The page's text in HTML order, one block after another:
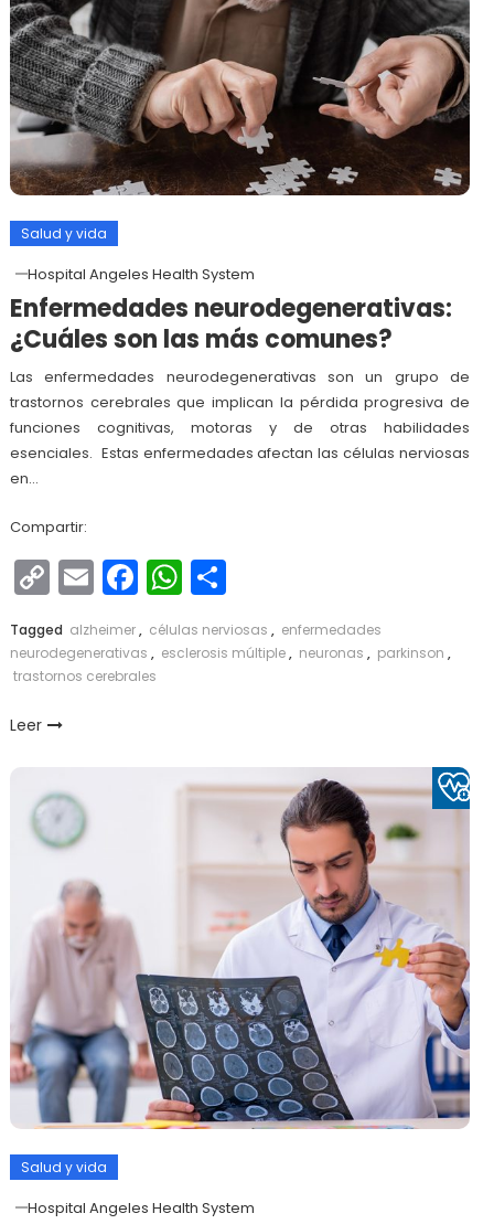
Salud y vida
Hospital Angeles Health System
Enfermedades neurodegenerativas:
¿Cuáles son las más comunes?
Las enfermedades neurodegenerativas son un grupo de
trastornos cerebrales que implican la pérdida progresiva de
funciones cognitivas, motoras y de otras habilidades
esenciales. Estas enfermedades afectan las células nerviosas
en…
Compartir:
Copy
Link
EmailFacebook
WhatsApp
Compartir
Tagged alzheimer, células nerviosas , enfermedades
neurodegenerativas , esclerosis múltiple, neuronas , parkinson ,
trastornos cerebrales
Leer
Salud y vida
Hospital Angeles Health System